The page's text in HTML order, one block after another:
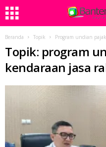
Beranda Topik Program undian
Topik: program
kendaraan jasa